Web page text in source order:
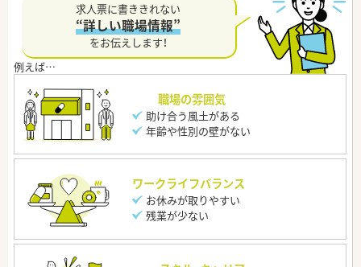
求人票に書ききれない
“詳しい職場情報”
をお伝えします！
職場の雰囲気
助け合う風土がある
年齢や性別の壁がない
ワークライフバランス
お休みが取りやすい
残業が少ない